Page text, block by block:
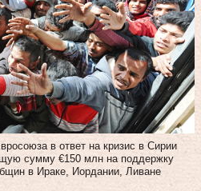
в ответ на кризис в Сирии
сумму €150 млн на поддержку
в Ираке, Иордании, Ливане